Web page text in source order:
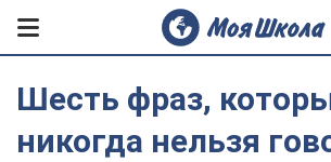
Шесть фраз,
никогда нельзя